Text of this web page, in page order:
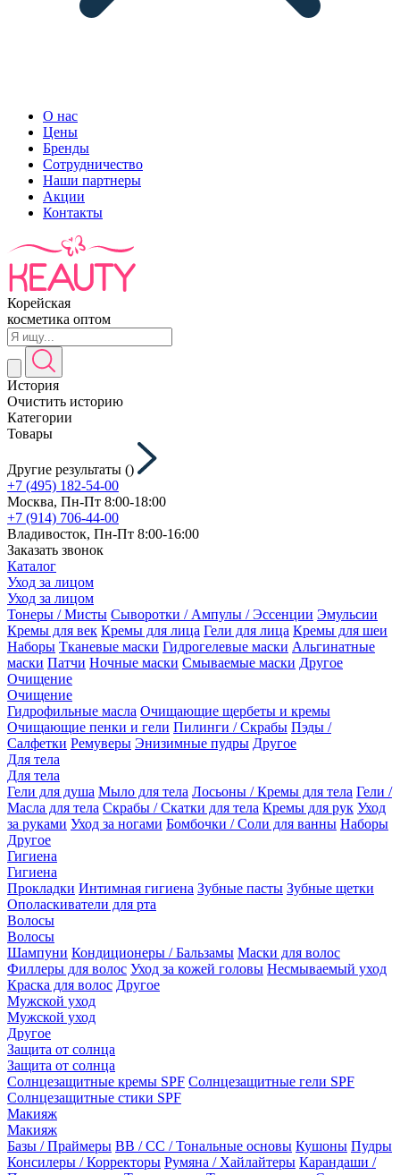
О нас
Цены
Бренды
Сотрудничество
Наши партнеры
Акции
Контакты
Корейская
косметика оптом
История
Очистить историю
Категории
Товары
Другие результаты ()
+7 (495) 182-54-00
Москва, Пн-Пт 8:00-18:00
+7 (914) 706-44-00
Владивосток, Пн-Пт 8:00-16:00
Заказать звонок
Каталог
Уход за лицом
Уход за лицом
Тонеры / Мисты Сыворотки / Ампулы / Эссенции Эмульсии
Кремы для век Кремы для лица Гели для лица Кремы для шеи
Наборы Тканевые маски Гидрогелевые маски Альгинатные
маски Патчи Ночные маски Смываемые маски Другое
Очищение
Очищение
Гидрофильные масла Очищающие щербеты и кремы
Очищающие пенки и гели Пилинги / Скрабы Пэды /
Салфетки Ремуверы Энизимные пудры Другое
Для тела
Для тела
Гели для душа Мыло для тела Лосьоны / Кремы для тела Гели /
Масла для тела Скрабы / Скатки для тела Кремы для рук Уход
за руками Уход за ногами Бомбочки / Соли для ванны Наборы
Другое
Гигиена
Гигиена
Прокладки Интимная гигиена Зубные пасты Зубные щетки
Ополаскиватели для рта
Волосы
Волосы
Шампуни Кондиционеры / Бальзамы Маски для волос
Филлеры для волос Уход за кожей головы Несмываемый уход
Краска для волос Другое
Мужской уход
Мужской уход
Другое
Защита от солнца
Защита от солнца
Солнцезащитные кремы SPF Солнцезащитные гели SPF
Солнцезащитные стики SPF
Макияж
Макияж
Базы / Праймеры BB / CC / Тональные основы Кушоны Пудры
Консилеры / Корректоры Румяна / Хайлайтеры Карандаши /